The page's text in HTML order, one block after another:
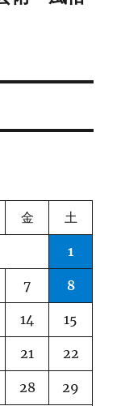
金 土
1
7 8
14 15
21 22
28 29